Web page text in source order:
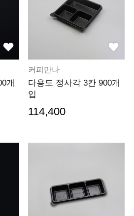
개
커피만나
다용도 정사각 3칸 900개
입
114,400